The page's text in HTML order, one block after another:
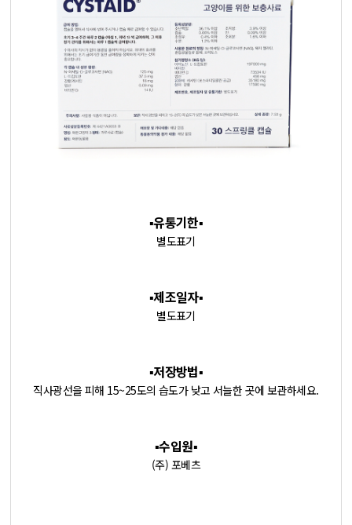
▪️유통기한▪️
별도표기
▪️제조일자▪️
별도표기
▪️저장방법▪️
직사광선을 피해 15~25도의 습도가 낮고 서늘한 곳에 보관하세요.
▪️수입원▪️
(주) 포베츠